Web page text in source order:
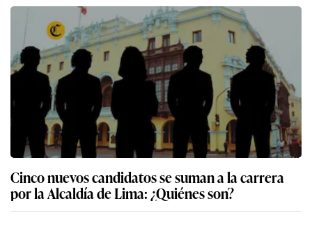
Cinco nuevos candidatos se suman a la carrera
por la Alcaldía de Lima: ¿Quiénes son?